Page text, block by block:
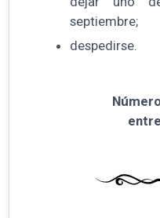
septiembre;
despedirse.